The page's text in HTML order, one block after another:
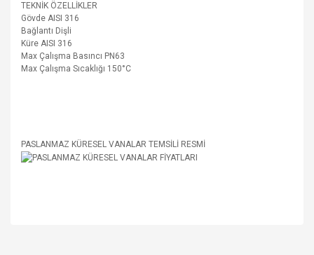
TEKNİK ÖZELLİKLER
Gövde AISI 316
Bağlantı Dişli
Küre AISI 316
Max Çalışma Basıncı PN63
Max Çalışma Sıcaklığı 150°C
PASLANMAZ KÜRESEL VANALAR TEMSİLİ RESMİ